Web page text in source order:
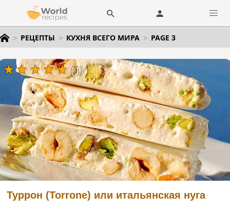
РЕЦЕПТЫ КУХНЯ ВСЕГО МИРА PAGE 3
Туррон (Torrone) или итальянская нуга
(1)